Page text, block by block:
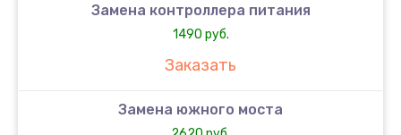
Замена контроллера питания
1490 руб.
Заказать
Замена южного моста